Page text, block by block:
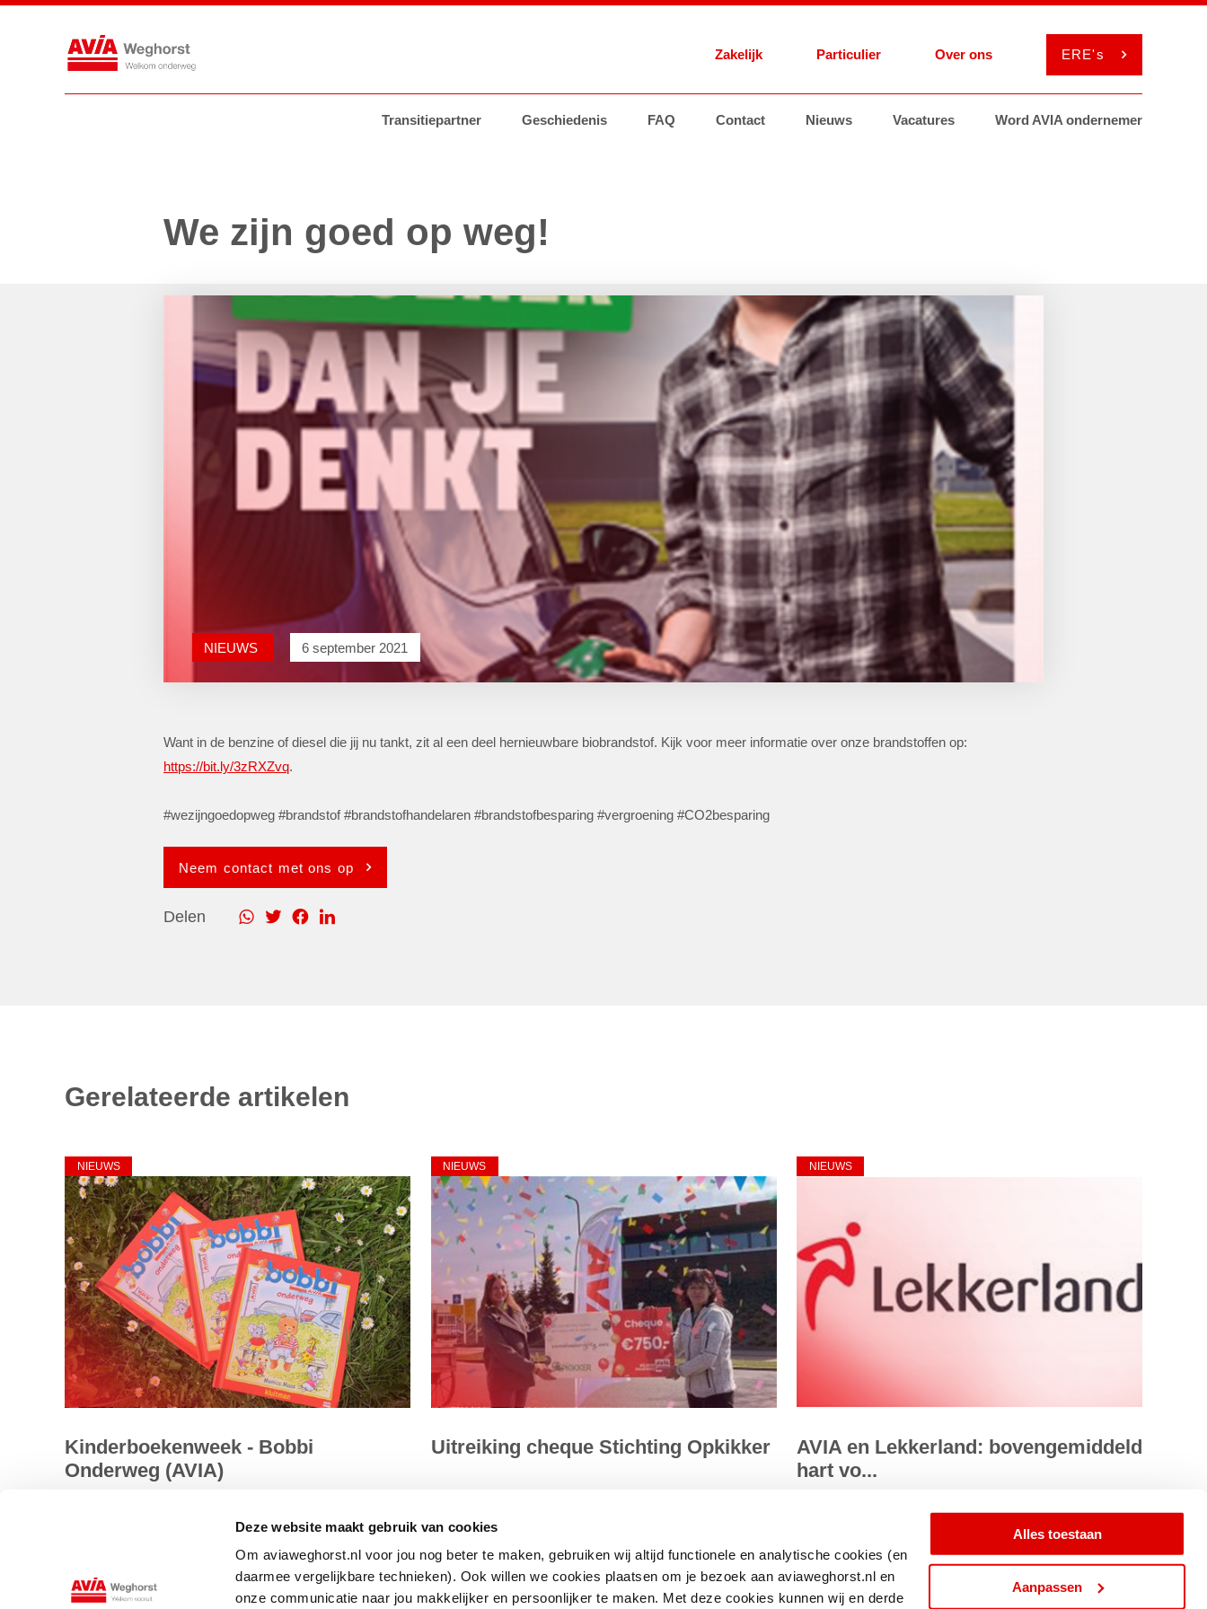
Deze website maakt gebruik van cookies
Om aviaweghorst.nl voor jou nog beter te maken, gebruiken wij altijd functionele en analytische cookies (en
daarmee vergelijkbare technieken). Ook willen we cookies plaatsen om je bezoek aan aviaweghorst.nl en
onze communicatie naar jou makkelijker en persoonlijker te maken. Met deze cookies kunnen wij en derde
Alles toestaan
Aanpassen
Zakelijk
AVIA Energie Brandstoffen AVIA Card Groothandel Services Smeermiddelen MyAVIA
Particulier
Tankstations Brandstoffen Services Smeermiddelen ViaAVIA
Over ons
Transitiepartner Geschiedenis FAQ Contact Nieuws Vacatures Word AVIA ondernemer
ERE's
We zijn goed op weg!
NIEUWS 6 september 2021
Want in de benzine of diesel die jij nu tankt, zit al een deel hernieuwbare biobrandstof. Kijk voor meer informatie over onze brandstoffen op:
https://bit.ly/3zRXZvq.
#wezijngoedopweg #brandstof #brandstofhandelaren #brandstofbesparing #vergroening #CO2besparing
Neem contact met ons op
Delen
Gerelateerde artikelen
NIEUWS
Kinderboekenweek - Bobbi
Onderweg (AVIA)
geschreven van het welbekende Bobbi boekje, 'Bobbi
Onderweg'. Geheel in AVIA stijl....
Lees meer
NIEUWS
Uitreiking cheque Stichting Opkikker
ViaAVIA om punten te doneren voor Stichting Opkikker en
dat hebben we geweten. Er...
Lees meer
NIEUWS
AVIA en Lekkerland: bovengemiddeld
hart vo...
Vanaf begin januari 2021 heeft AVIA Nederland in
Lekkerland een nieuwe petrolpartner gevonden. Om de
retailtransitie te kunnen maken...
Lees meer